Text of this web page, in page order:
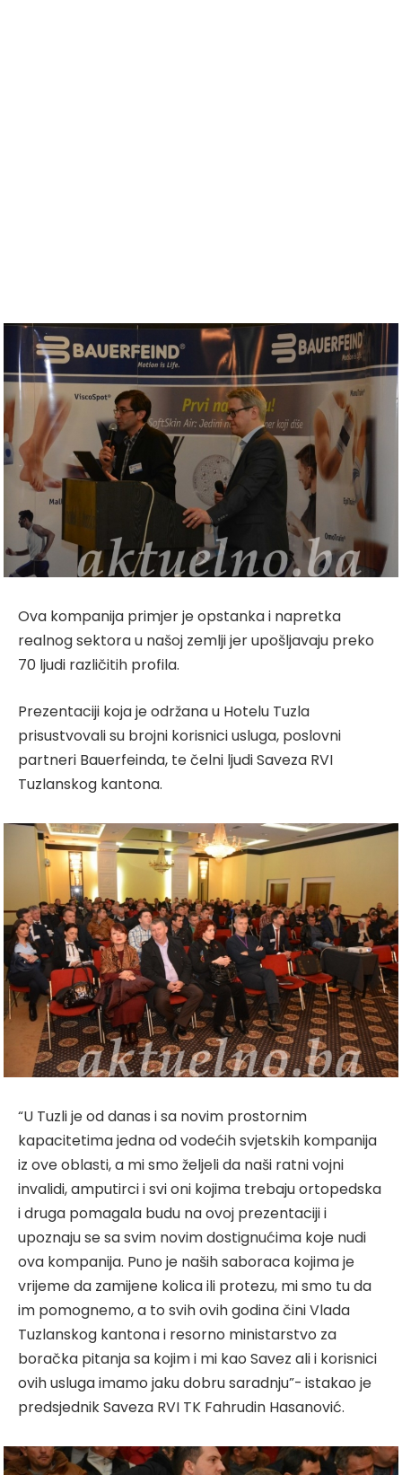
Ova kompanija primjer je opstanka i napretka
realnog sektora u našoj zemlji jer upošljavaju preko
70 ljudi različitih profila.
Prezentaciji koja je održana u Hotelu Tuzla
prisustvovali su brojni korisnici usluga, poslovni
partneri Bauerfeinda, te čelni ljudi Saveza RVI
Tuzlanskog kantona.
“U Tuzli je od danas i sa novim prostornim
kapacitetima jedna od vodećih svjetskih kompanija
iz ove oblasti, a mi smo željeli da naši ratni vojni
invalidi, amputirci i svi oni kojima trebaju ortopedska
i druga pomagala budu na ovoj prezentaciji i
upoznaju se sa svim novim dostignućima koje nudi
ova kompanija. Puno je naših saboraca kojima je
vrijeme da zamijene kolica ili protezu, mi smo tu da
im pomognemo, a to svih ovih godina čini Vlada
Tuzlanskog kantona i resorno ministarstvo za
boračka pitanja sa kojim i mi kao Savez ali i korisnici
ovih usluga imamo jaku dobru saradnju”- istakao je
predsjednik Saveza RVI TK Fahrudin Hasanović.